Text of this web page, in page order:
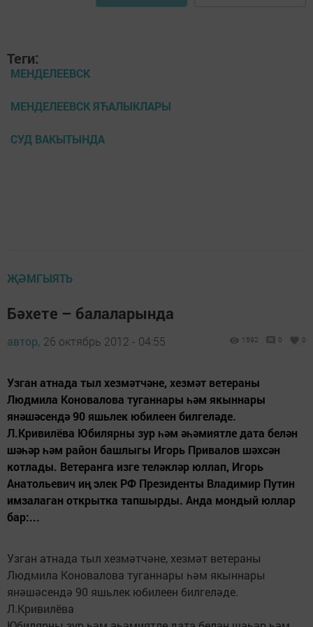
Теги:
МЕНДЕЛЕЕВСК
МЕНДЕЛЕЕВСК ЯЋАЛЫКЛАРЫ
СУД ВАКЫТЫНДА
ҖӘМГЫЯТЬ
Бәхете – балаларында
автор, 26 октябрь 2012 - 04:55 1592 0 0
Узган атнада тыл хезмәтчәне, хезмәт ветераны
Людмила Коновалова туганнары һәм якыннары
янәшәсендә 90 яшьлек юбилеен билгеләде.
Л.Кривилёва Юбилярны зур һәм әһәмиятле дата белән
шәһәр һәм район башлыгы Игорь Привалов шәхсән
котлады. Ветеранга изге теләкләр юллап, Игорь
Анатольевич иң элек РФ Президенты Владимир Путин
имзалаган открытка тапшырды. Анда мондый юллар
бар:...
Узган атнада тыл хезмәтчәне, хезмәт ветераны
Людмила Коновалова туганнары һәм якыннары
янәшәсендә 90 яшьлек юбилеен билгеләде.
Л.Кривилёва